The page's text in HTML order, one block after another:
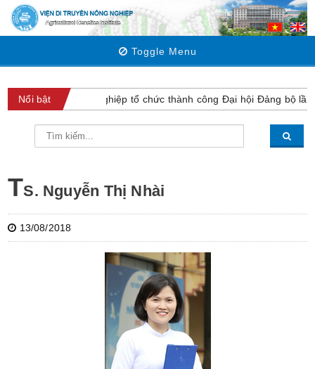
Toggle Menu
Nổi bật
Di truyền Nông nghiệp tổ chức thành công Đại hội Đảng bộ lần
TS. Nguyễn Thị Nhài
13/08/2018